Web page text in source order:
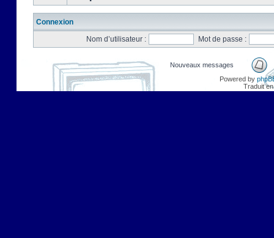
Connexion
Nom d’utilisateur :
Mot de passe :
Nouveaux messages
Powered by
Traduit